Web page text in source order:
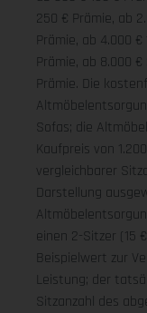
250 € Prämie, ab
Prämie, ab 4.000
Prämie, ab 8.000
Prämie. Die
Sofas; die
Kaufpreis von
vergleichbarer
Darstellung
einen 2-Sitzer (15
Beispielwert zur
Leistung; der
Sitzanzahl des